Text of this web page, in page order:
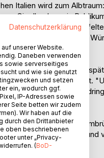
Italien wird zum
Cipolla, der sein
in einem Akt
Verlust menschlicher
durch drei weitere
für Maß und Humanität.
Privatleben
der Moses-Gestalt.
aus einer Zeit der
Passagen
Datenschutzerklärung
unserer Website.
Daneben verwenden
sowie serverseitiges
und wie sie genutzt
und setzen
ein, wodurch ggf.
IP-Adressen sowie
Seite betten wir zudem
Wir haben auf die
durch den Drittanbieter
oben beschriebenen
unter „Privacy-
(BoD-